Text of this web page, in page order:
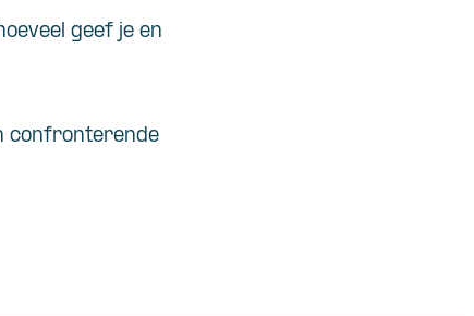
geef je en
confronterende